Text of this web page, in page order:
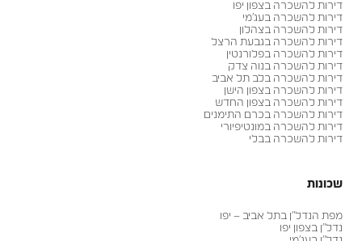
דירות להשכרה בצפון יפו
דירות להשכרה בעג׳מי
דירות להשכרה בצהלון
דירות להשכרה בגבעת הרצל
דירות להשכרה בפלורנטין
דירות להשכרה בנוה צדק
דירות להשכרה בלב תל אביב
דירות להשכרה בצפון הישן
דירות להשכרה בצפון החדש
דירות להשכרה בכרם התימנים
דירות להשכרה במונטיפיורי
דירות להשכרה בבלי
שכונות
מפת הנדל״ן בתל אביב – יפו
נדל״ן בצפון יפו